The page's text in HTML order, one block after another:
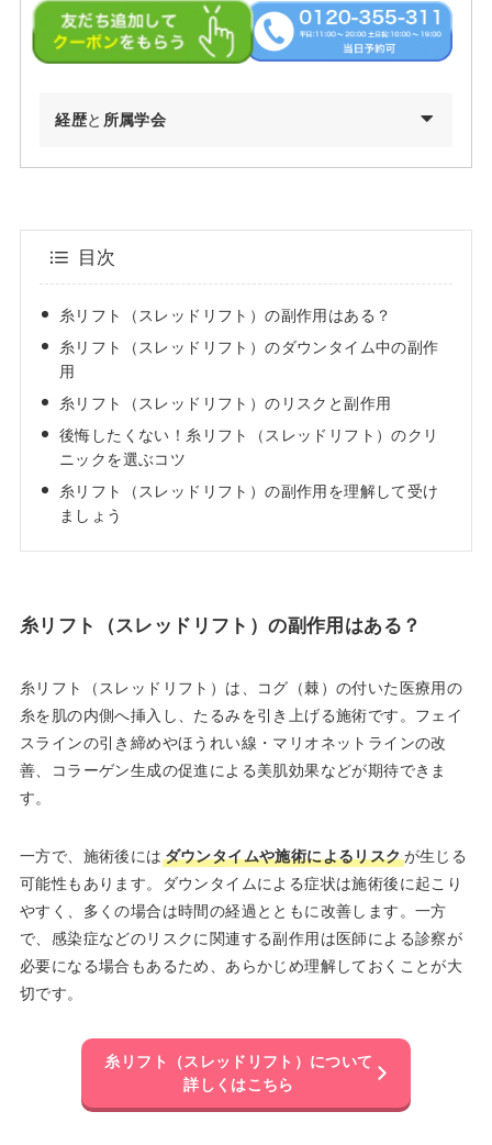
経歴と 所属学会
2010年04月 東京医科歯科大学医学部付属病院 研修医
2012年04月 東京医科歯科大学皮膚科 勤務
2024年01月 渋谷美容外科クリニック新宿院 院長就任
日本美容皮膚科学会会員
日本抗加齢医学会会員
目次
糸リフト（スレッドリフト）の副作用はある？
糸リフト（スレッドリフト）のダウンタイム中の副作
用
糸リフト（スレッドリフト）のリスクと副作用
後悔したくない！糸リフト（スレッドリフト）のクリ
ニックを選ぶコツ
糸リフト（スレッドリフト）の副作用を理解して受け
ましょう
糸リフト（スレッドリフト）の副作用はある？
糸リフト（スレッドリフト）は、コグ（棘）の付いた医療用の
糸を肌の内側へ挿入し、たるみを引き上げる施術です。フェイ
スラインの引き締めやほうれい線・マリオネットラインの改
善、コラーゲン生成の促進による美肌効果などが期待できま
す。
一方で、施術後には ダウンタイムや施術によるリスクが生じる
可能性もあります。ダウンタイムによる症状は施術後に起こり
やすく、多くの場合は時間の経過とともに改善します。一方
で、感染症などのリスクに関連する副作用は医師による診察が
必要になる場合もあるため、あらかじめ理解しておくことが大
切です。
糸リフト（スレッドリフト）について
詳しくはこちら